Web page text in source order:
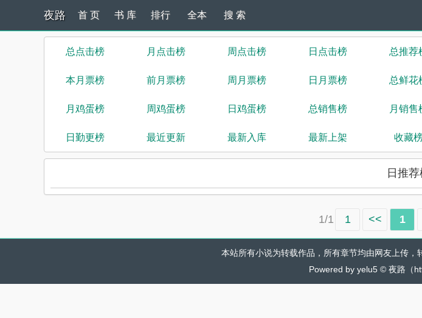
夜路 首 页 书 库 排行 全本 搜 索
总点击榜 月点击榜 周点击榜 日点击榜 总推荐
本月票榜 前月票榜 周月票榜 日月票榜 总鲜花
月鸡蛋榜 周鸡蛋榜 日鸡蛋榜 总销售榜 月销售
日勤更榜 最近更新 最新入库 最新上架 收藏
日推
1/1 1 << 1
本站所有小说为转载作品，所有章节均由网友上传，
Powered by yelu5 © 夜路（